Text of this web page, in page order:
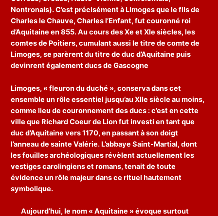
Nontronais). C’est précisément à Limoges que le fils de
Charles le Chauve, Charles l’Enfant, fut couronné roi
d’Aquitaine en 855. Au cours des Xe et XIe siècles, les
comtes de Poitiers, cumulant aussi le titre de comte de
Limoges, se parèrent du titre de duc d’Aquitaine puis
devinrent également ducs de Gascogne
Limoges, « fleuron du duché », conserva dans cet
ensemble un rôle essentiel jusqu’au XIIe siècle au moins,
comme lieu de couronnement des ducs : c’est en cette
ville que Richard Coeur de Lion fut investi en tant que
duc d’Aquitaine vers 1170, en passant à son doigt
l’anneau de sainte Valérie. L’abbaye Saint-Martial, dont
les fouilles archéologiques révèlent actuellement les
vestiges carolingiens et romans, tenait de toute
évidence un rôle majeur dans ce rituel hautement
symbolique.
Aujourd’hui, le nom « Aquitaine » évoque surtout